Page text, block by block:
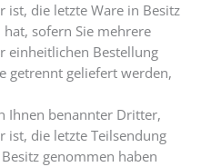
ist, die letzte Ware in Besitz
sofern Sie mehrere
einheitlichen Bestellung
getrennt geliefert werden,
Ihnen benannter Dritter,
ist, die letzte Teilsendung
genommen haben